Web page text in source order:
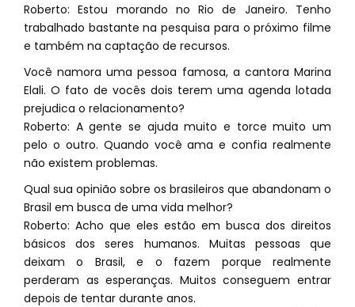
Roberto: Estou morando no Rio de Janeiro. Tenho
trabalhado bastante na pesquisa para o próximo filme
e também na captação de recursos.
Você namora uma pessoa famosa, a cantora Marina
Elali. O fato de vocês dois terem uma agenda lotada
prejudica o relacionamento?
Roberto: A gente se ajuda muito e torce muito um
pelo o outro. Quando você ama e confia realmente
não existem problemas.
Qual sua opinião sobre os brasileiros que abandonam o
Brasil em busca de uma vida melhor?
Roberto: Acho que eles estão em busca dos direitos
básicos dos seres humanos. Muitas pessoas que
deixam o Brasil, e o fazem porque realmente
perderam as esperanças. Muitos conseguem entrar
depois de tentar durante anos.